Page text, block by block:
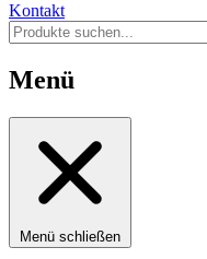
Kontakt
Menü
Menü schließen